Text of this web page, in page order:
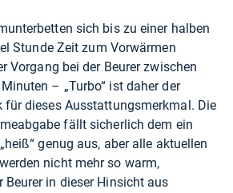
sich bis zu einer halben
Stunde Zeit zum Vorwärmen
Vorgang bei der Beurer zwischen
– „Turbo“ ist daher der
für dieses Ausstattungsmerkmal. Die
fällt sicherlich dem ein
genug aus, aber alle aktuellen
nicht mehr so warm,
Beurer in dieser Hinsicht aus